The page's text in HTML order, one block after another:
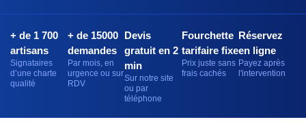
+ de 1 700
artisans
Signataires
d’une charte
qualité
+ de 15000
demandes
Par mois, en
urgence ou sur
RDV
Devis
gratuit en 2
min
Sur notre site
ou par
téléphone
Fourchette
tarifaire fixe
Prix juste sans
frais cachés
Réservez
en ligne
Payez après
l'intervention